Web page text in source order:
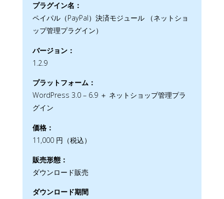
プラグイン名：
ペイパル（PayPal）決済モジュール （ネットショ
ップ管理プラグイン）
バージョン：
1.2.9
プラットフォーム：
WordPress 3.0 – 6.9 ＋ ネットショップ管理プラ
グイン
価格：
11,000 円（税込）
販売形態：
ダウンロード販売
ダウンロード期間